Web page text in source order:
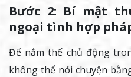
Bước 2: Bí mật
ngoại tình hợp
Để nắm thế chủ động
không thể nói chuyện